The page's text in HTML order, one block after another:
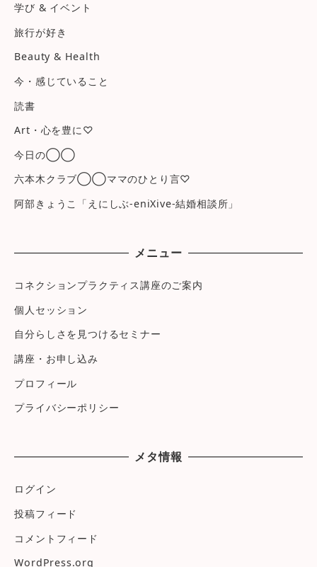
学び & イベント
旅行が好き
Beauty & Health
今・感じていること
読書
Art・心を豊に♡
今日の◯◯
六本木クラブ◯◯ママのひとり言♡
阿部きょうこ「えにしぶ-eniXive-結婚相談所」
メニュー
コネクションプラクティス講座のご案内
個人セッション
自分らしさを見つけるセミナー
講座・お申し込み
プロフィール
プライバシーポリシー
メタ情報
ログイン
投稿フィード
コメントフィード
WordPress.org